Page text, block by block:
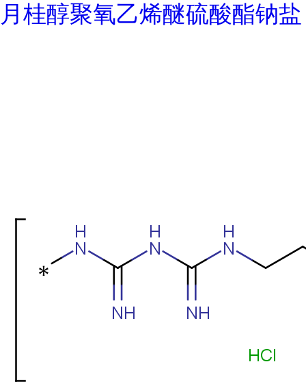
月桂醇聚氧乙烯醚硫酸酯钠盐